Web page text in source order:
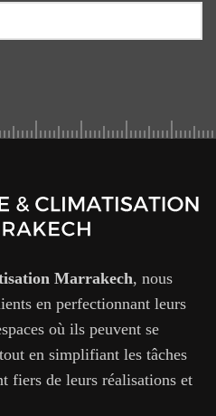
Marrakech, nous
en perfectionnant leurs
où ils peuvent se
en simplifiant les tâches
fiers de leurs réalisations et